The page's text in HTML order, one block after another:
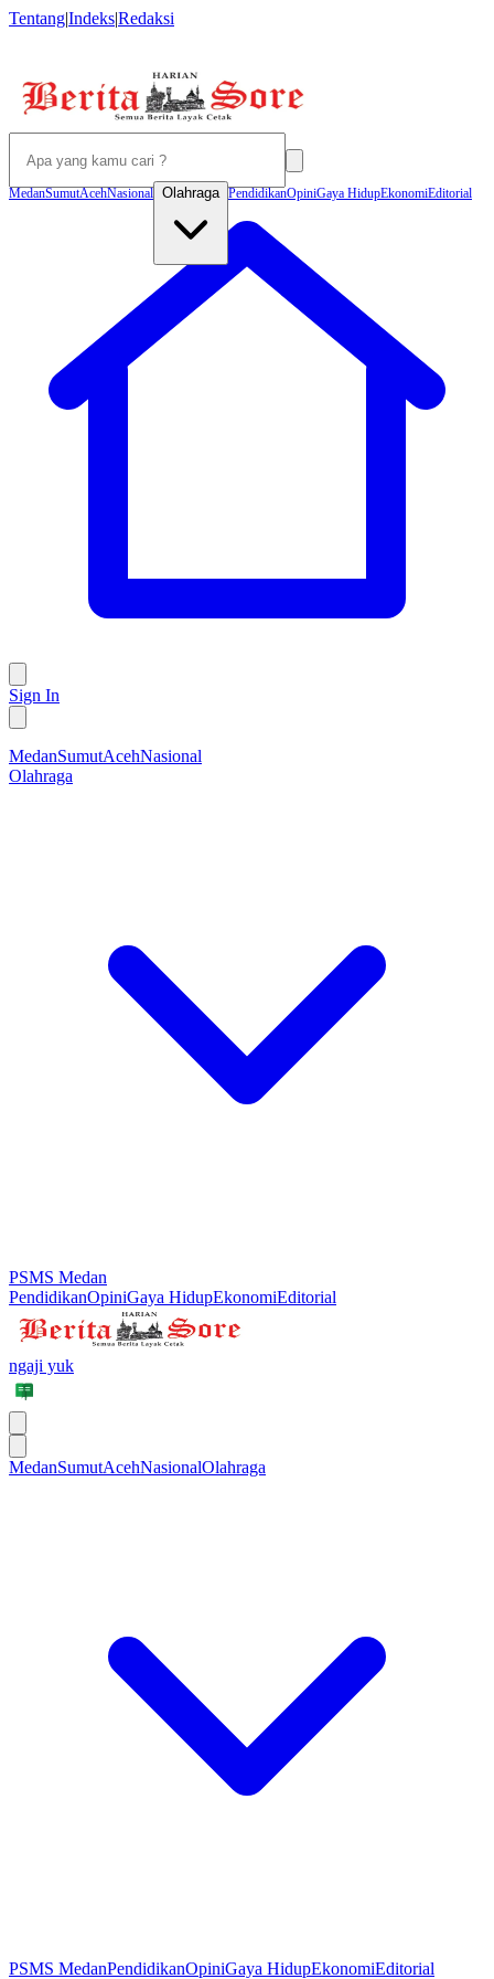
Tentang|Indeks|Redaksi
MedanSumutAcehNasional Olahraga PendidikanOpiniGaya HidupEkonomiEditorial
Sign In
MedanSumutAcehNasional
Olahraga
PSMS Medan
PendidikanOpiniGaya HidupEkonomiEditorial
ngaji yuk
MedanSumutAcehNasionalOlahraga
PSMS MedanPendidikanOpiniGaya HidupEkonomiEditorial